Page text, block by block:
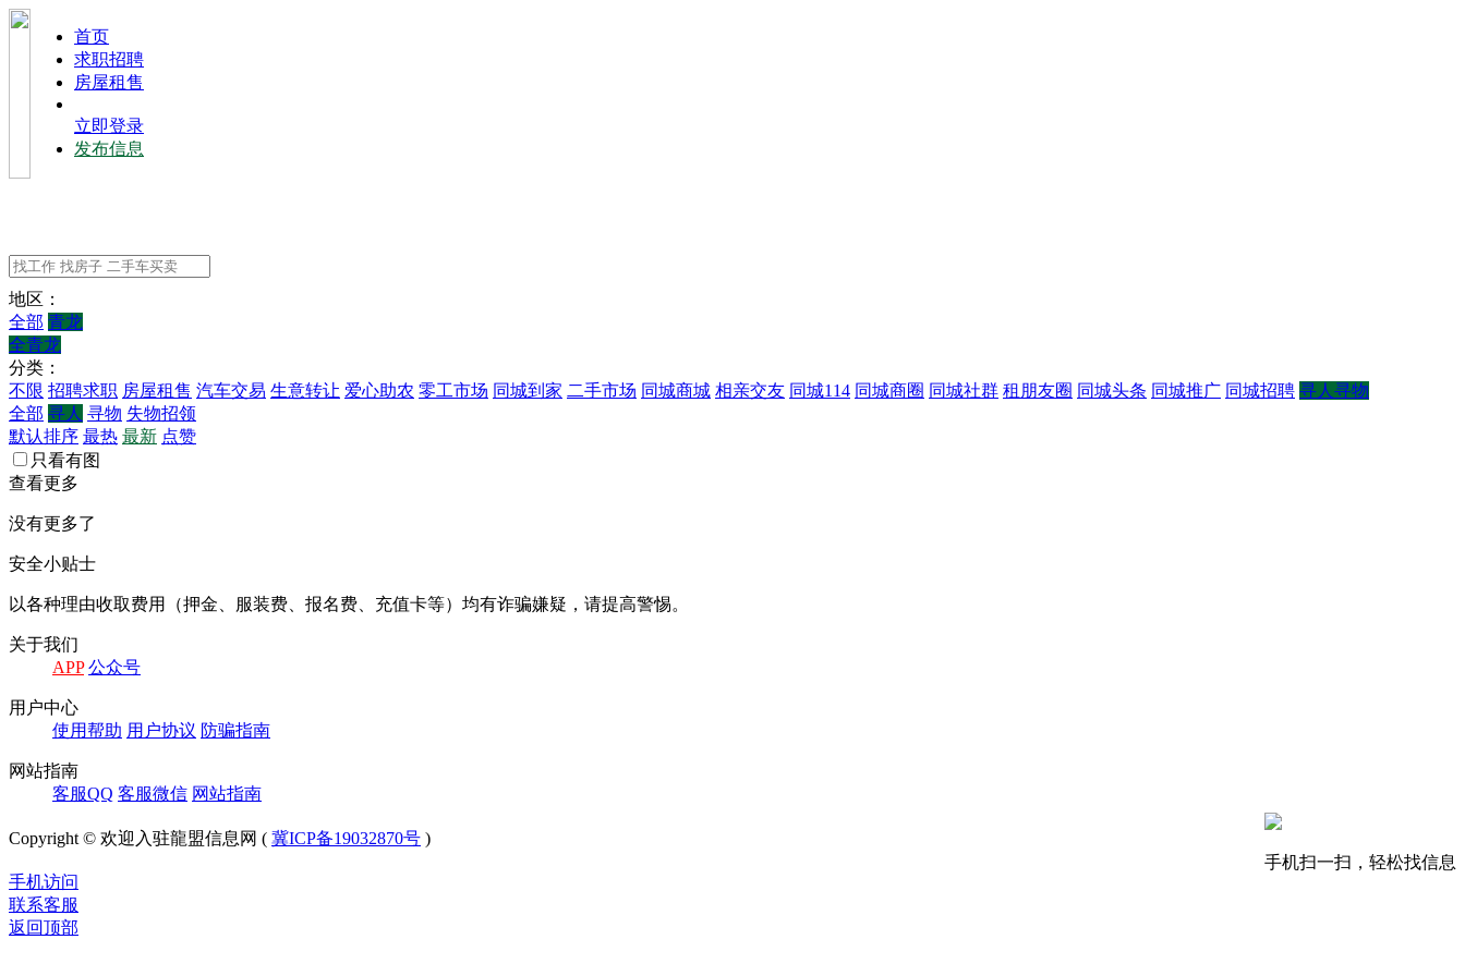
⾸⻚
求职招聘
房屋租售
立即登录
发布信息
地区：
全部 青龙
全青龙
分类：
不限 招聘求职 房屋租售 汽车交易 生意转让 爱心助农 零工市场 同城到家 二手市场 同城商城 相亲交友 同城114 同城商圈 同城社群 租朋友圈 同城头条 同城推广 同城招聘 寻人寻物
全部 寻人 寻物 失物招领
默认排序 最热 最新 点赞
只看有图
查看更多
没有更多了
安全小贴士
以各种理由收取费⽤（押⾦、服装费、报名费、充值卡等）均有诈骗嫌疑，请提⾼警惕。
关于我们
APP 公众号
⽤户中⼼
使⽤帮助 ⽤户协议 防骗指南
⽹站指南
客服QQ 客服微信 ⽹站指南
手机扫一扫，轻松找信息
Copyright © 欢迎入驻龍盟信息网 ( 冀ICP备19032870号 )
手机访问
联系客服
返回顶部